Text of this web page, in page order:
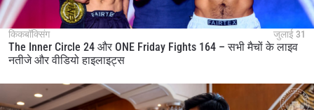
किकबॉक्सिंग जुलाई 31
The Inner Circle 24 और ONE Friday Fights 164 – सभी मैचों के लाइव
नतीजे और वीडियो हाइलाइट्स